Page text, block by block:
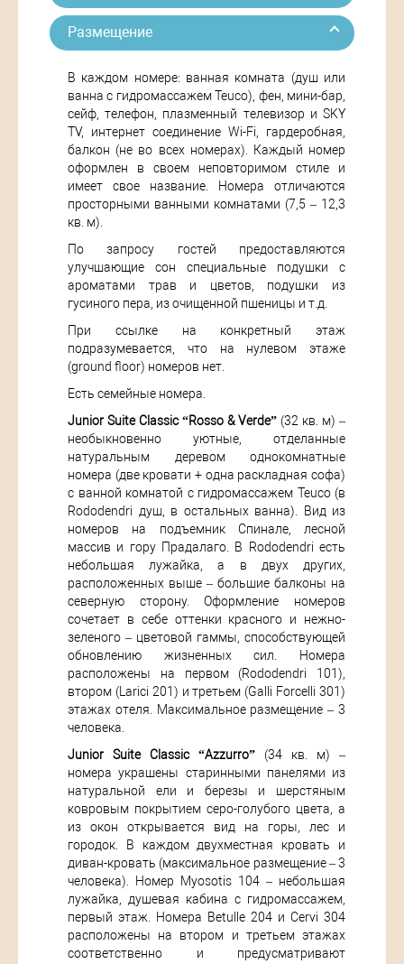
Размещение
В каждом номере: ванная комната (душ или
ванна с гидромассажем Teuco), фен, мини-бар,
сейф, телефон, плазменный телевизор и SKY
TV, интернет соединение Wi-Fi, гардеробная,
балкон (не во всех номерах). Каждый номер
оформлен в своем неповторимом стиле и
имеет свое название. Номера отличаются
просторными ванными комнатами (7,5 – 12,3
кв. м).
По запросу гостей предоставляются
улучшающие сон специальные подушки с
ароматами трав и цветов, подушки из
гусиного пера, из очищенной пшеницы и т.д.
При ссылке на конкретный этаж
подразумевается, что на нулевом этаже
(ground floor) номеров нет.
Есть семейные номера.
Junior Suite Classic “Rosso & Verde” (32 кв. м) –
необыкновенно уютные, отделанные
натуральным деревом однокомнатные
номера (две кровати + одна раскладная софа)
с ванной комнатой с гидромассажем Teuco (в
Rododendri душ, в остальных ванна). Вид из
номеров на подъемник Спинале, лесной
массив и гору Прадалаго. В Rododendri есть
небольшая лужайка, а в двух других,
расположенных выше – большие балконы на
северную сторону. Оформление номеров
сочетает в себе оттенки красного и нежно-
зеленого – цветовой гаммы, способствующей
обновлению жизненных сил. Номера
расположены на первом (Rododendri 101),
втором (Larici 201) и третьем (Galli Forcelli 301)
этажах отеля. Максимальное размещение – 3
человека.
Junior Suite Classic “Azzurro” (34 кв. м) –
номера украшены старинными панелями из
натуральной ели и березы и шерстяным
ковровым покрытием серо-голубого цвета, а
из окон открывается вид на горы, лес и
городок. В каждом двухместная кровать и
диван-кровать (максимальное размещение – 3
человека). Номер Myosotis 104 – небольшая
лужайка, душевая кабина с гидромассажем,
первый этаж. Номера Betulle 204 и Cervi 304
расположены на втором и третьем этажах
соответственно и предусматривают